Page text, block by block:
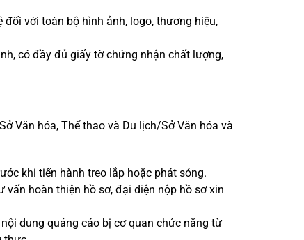
với toàn bộ hình ảnh, logo, thương hiệu,
có đầy đủ giấy tờ chứng nhận chất lượng,
Văn hóa, Thể thao và Du lịch/Sở Văn hóa và
khi tiến hành treo lắp hoặc phát sóng.
vấn hoàn thiện hồ sơ, đại diện nộp hồ sơ xin
dung quảng cáo bị cơ quan chức năng từ